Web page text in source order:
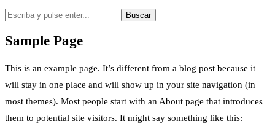
Buscar
Sample Page
This is an example page. It’s different from a blog post because it
will stay in one place and will show up in your site navigation (in
most themes). Most people start with an About page that introduces
them to potential site visitors. It might say something like this: